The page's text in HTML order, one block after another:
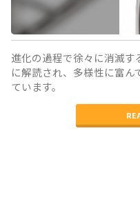
進化の過程で徐々に消滅す
に解読され、多様性に富
ています。